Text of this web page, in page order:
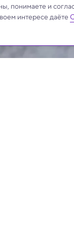
понимаете и
интересе даёте